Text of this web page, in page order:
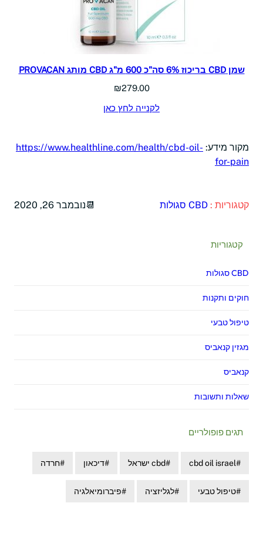
שמן CBD בריכוז 6% סה"כ 600 מ"ג CBD מותג PROVACAN
₪279.00
לקנייה לחץ כאן
מקור מידע: https://www.healthline.com/health/cbd-oil-
for-pain
קטגוריות : CBD סגולות נובמבר 26, 2020
קטגוריות
CBD סגולות
חוקים ותקנות
טיפול טבעי
מגזין קנאביס
קנאביס
שאלות ותשובות
תגים פופולריים
cbd oil israel cbd ישראל דיכאון חרדה
טיפול טבעי לגליזציה פיברומיאלגיה